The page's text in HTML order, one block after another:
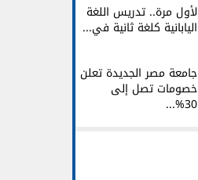
لأول مرة.. تدريس اللغة
اليابانية كلغة ثانية في...
جامعة مصر الجديدة تعلن
خصومات تصل إلى
30%...